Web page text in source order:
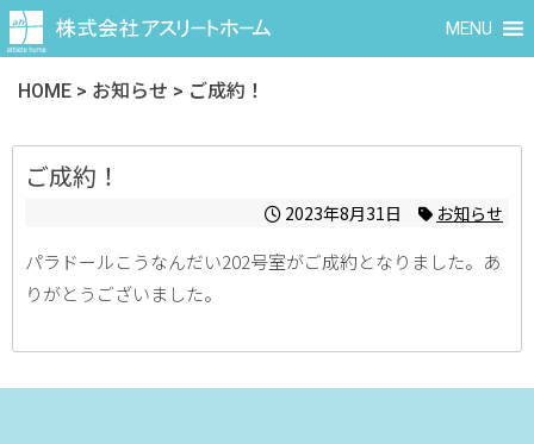
MENU
HOME > お知らせ > ご成約！
ご成約！
2023年8月31日 お知らせ
パラドールこうなんだい202号室がご成約となりました。あ
りがとうございました。